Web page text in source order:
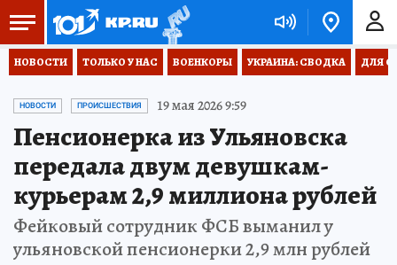
НОВОСТИ ТОЛЬКО У НАС ВОЕНКОРЫ УКРАИНА: СВОДКА ДЛЯ
НОВОСТИ ПРОИСШЕСТВИЯ 19 мая 2026 9:59
Пенсионерка из Ульяновска
передала двум девушкам-
курьерам 2,9 миллиона рублей
Фейковый сотрудник ФСБ выманил у
ульяновской пенсионерки 2,9 млн рублей